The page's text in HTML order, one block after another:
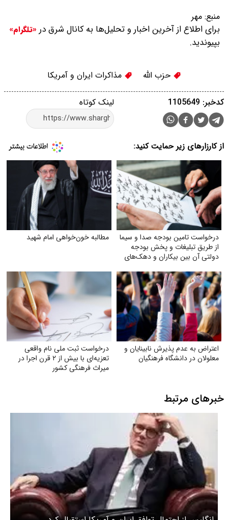
منبع: مهر
برای اطلاع از آخرین اخبار و تحلیل‌ها به کانال شرق در «تلگرام»
بپیوندید.
حزب الله مذاکرات ایران و آمریکا
لینک کوتاه کدخبر: 1105649
از کارزارهای زیر حمایت کنید:
درخواست تامین بودجه صدا و سیما
از طریق تبلیغات و پخش بودجه
دولتی آن بین بیکاران و دهک‌های
مطالبه خون‌خواهی امام شهید
اعتراض به عدم پذیرش نابینایان و
معلولان در دانشگاه فرهنگیان
درخواست ثبت ملی نام واقعی
تعزیه‌ای با بیش از ۲ قرن اجرا در
میراث فرهنگی کشور
خبرهای مرتبط